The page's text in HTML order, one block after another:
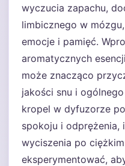
wyczucia zapachu,
limbicznego w
emocje i pamięć.
aromatycznych
może znacząco
jakości snu i
kropel w dyfuzorze
spokoju i odprężenia,
wyciszenia po
eksperymentować,